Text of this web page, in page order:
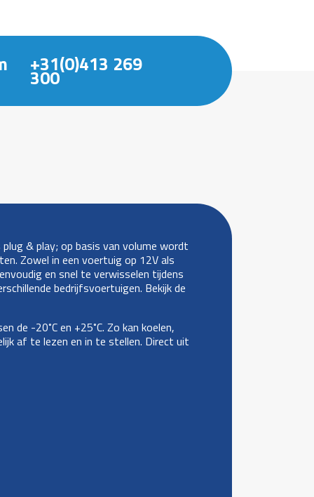
+31(0)413 269
300
& play; op basis van volume wordt
Zowel in een voertuig op 12V als
en snel te verwisselen tijdens
bedrijfsvoertuigen. Bekijk de
de -20˚C en +25˚C. Zo kan koelen,
af te lezen en in te stellen. Direct uit